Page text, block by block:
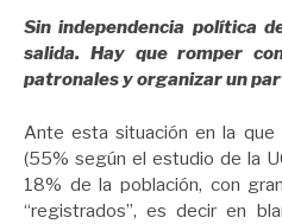
Sin independencia política
salida. Hay que romper
patronales y organizar un
Ante esta situación en la que
(55% según el estudio de la
18% de la población, con
“registrados”, es decir en